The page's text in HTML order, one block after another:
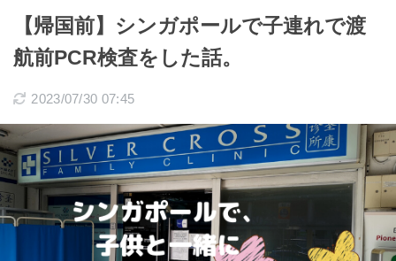
【帰国前】シンガポールで子連れで渡
航前PCR検査をした話。
2023/07/30 07:45